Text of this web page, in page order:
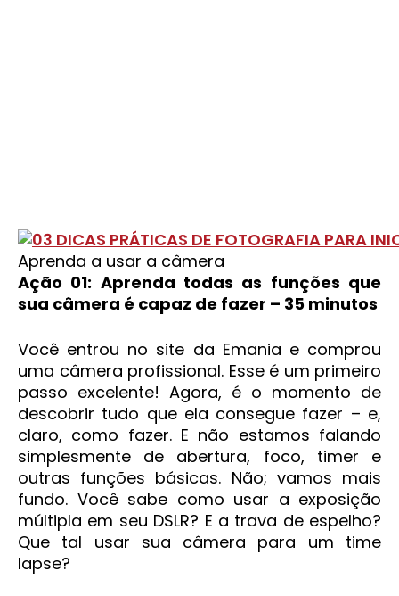
Aprenda a usar a câmera
Ação 01: Aprenda todas as funções que
sua câmera é capaz de fazer – 35 minutos
Você entrou no site da Emania e comprou
uma câmera profissional. Esse é um primeiro
passo excelente! Agora, é o momento de
descobrir tudo que ela consegue fazer – e,
claro, como fazer. E não estamos falando
simplesmente de abertura, foco, timer e
outras funções básicas. Não; vamos mais
fundo. Você sabe como usar a exposição
múltipla em seu DSLR? E a trava de espelho?
Que tal usar sua câmera para um time
lapse?